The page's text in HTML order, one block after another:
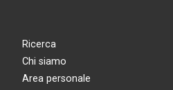
Ricerca
Chi siamo
Area personale